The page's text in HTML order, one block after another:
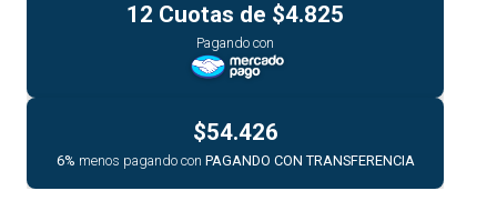
12 Cuotas de $4.825
Pagando con
$54.426
6% menos pagando con PAGANDO CON TRANSFERENCIA